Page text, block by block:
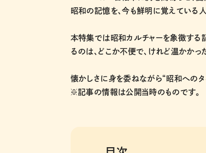
昭和の記憶を、今も鮮明に覚えている
本特集では昭和カルチャーを象徴する
るのは、どこか不便で、けれど温かかっ
懐かしさに身を委ねながら“昭和へのタ
※記事の情報は公開当時のものです。